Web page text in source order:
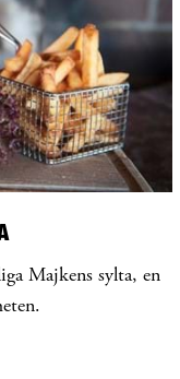
Majkens sylta, en